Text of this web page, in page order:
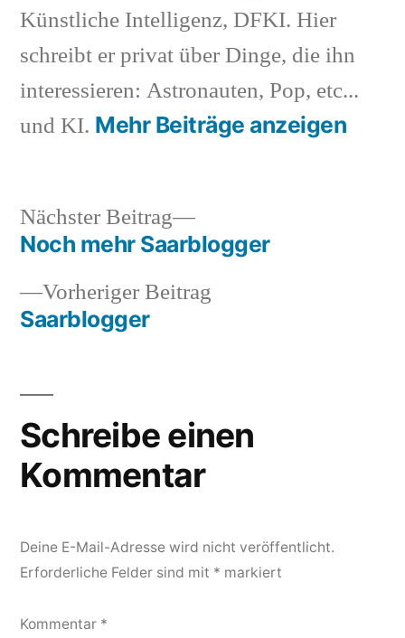
Künstliche Intelligenz, DFKI. Hier
schreibt er privat über Dinge, die ihn
interessieren: Astronauten, Pop, etc...
und KI. Mehr Beiträge anzeigen
Beitragsnavigation
Vorheriger Beitrag
Saarblogger
Nächster Beitrag
Nächster
Beitrag:
Noch mehr Saarblogger
Schreibe einen
Kommentar
Deine E-Mail-Adresse wird nicht veröffentlicht.
Erforderliche Felder sind mit * markiert
Kommentar *